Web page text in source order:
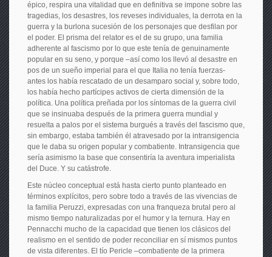
épico, respira una vitalidad que en definitiva se impone sobre las
tragedias, los desastres, los reveses individuales, la derrota en la
guerra y la burlona sucesión de los personajes que desfilan por
el poder. El prisma del relator es el de su grupo, una familia
adherente al fascismo por lo que este tenía de genuinamente
popular en su seno, y porque –así como los llevó al desastre en
pos de un sueño imperial para el que Italia no tenía fuerzas-
antes los había rescatado de un desamparo social y, sobre todo,
los había hecho partícipes activos de cierta dimensión de la
política. Una política preñada por los síntomas de la guerra civil
que se insinuaba después de la primera guerra mundial y
resuelta a palos por el sistema burgués a través del fascismo que,
sin embargo, estaba también él atravesado por la intransigencia
que le daba su origen popular y combatiente. Intransigencia que
sería asimismo la base que consentiría la aventura imperialista
del Duce. Y su catástrofe.
Este núcleo conceptual está hasta cierto punto planteado en
términos explícitos, pero sobre todo a través de las vivencias de
la familia Peruzzi, expresadas con una franqueza brutal pero al
mismo tiempo naturalizadas por el humor y la ternura. Hay en
Pennacchi mucho de la capacidad que tienen los clásicos del
realismo en el sentido de poder reconciliar en sí mismos puntos
de vista diferentes. El tío Pericle –combatiente de la primera